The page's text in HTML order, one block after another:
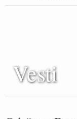
Vesti